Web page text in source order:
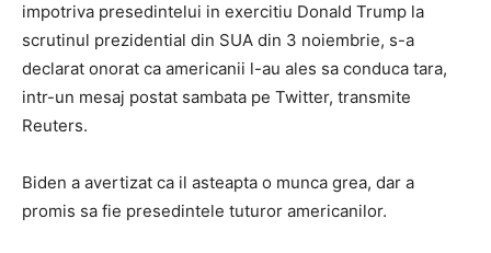
impotriva presedintelui in exercitiu Donald Trump la
scrutinul prezidential din SUA din 3 noiembrie, s-a
declarat onorat ca americanii l-au ales sa conduca tara,
intr-un mesaj postat sambata pe Twitter, transmite
Reuters.
Biden a avertizat ca il asteapta o munca grea, dar a
promis sa fie presedintele tuturor americanilor.